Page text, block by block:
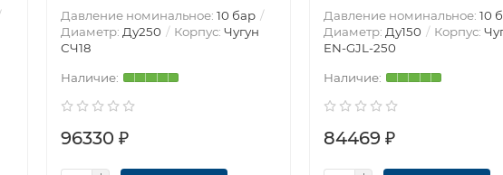
Давление номинальное: 10 бар
Диаметр: Ду250 Корпус: Чугун
СЧ18
96330 ₽
Давление номинальное: 10
Диаметр: Ду150 Корпус:
EN-GJL-250
84469 ₽